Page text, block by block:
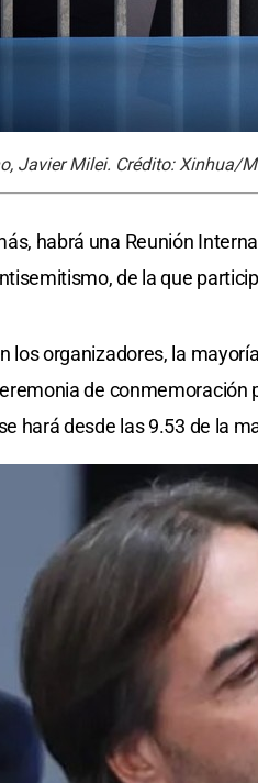
Javier Milei. Crédito: Xinhua/
habrá una Reunión
de la que
los organizadores, la
de conmemoración
hará desde las 9.53 de la